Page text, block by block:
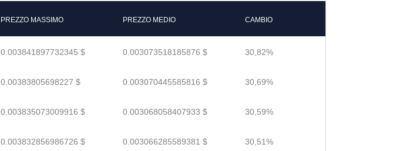
PREZZO MASSIMO PREZZO MEDIO CAMBIO
0.003841897732345 $ 0.003073518185876 $ 30,82%
0.00383805698227 $ 0.003070445585816 $ 30,69%
0.003835073009916 $ 0.003068058407933 $ 30,59%
0.003832856986726 $ 0.003066285589381 $ 30,51%